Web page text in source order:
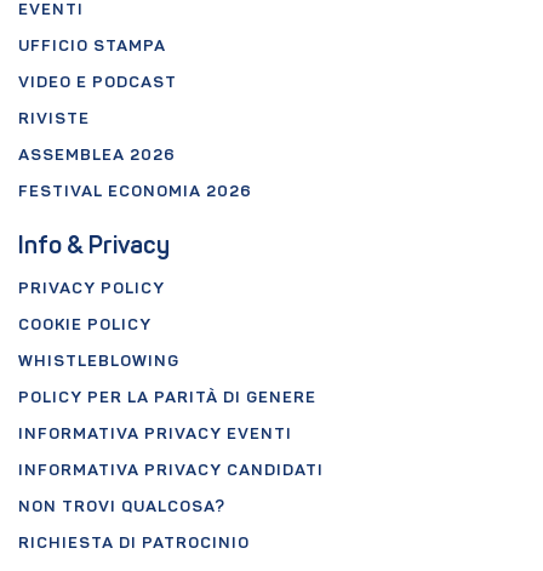
EVENTI
UFFICIO STAMPA
VIDEO E PODCAST
RIVISTE
ASSEMBLEA 2026
FESTIVAL ECONOMIA 2026
Info & Privacy
PRIVACY POLICY
COOKIE POLICY
WHISTLEBLOWING
POLICY PER LA PARITÀ DI GENERE
INFORMATIVA PRIVACY EVENTI
INFORMATIVA PRIVACY CANDIDATI
NON TROVI QUALCOSA?
RICHIESTA DI PATROCINIO